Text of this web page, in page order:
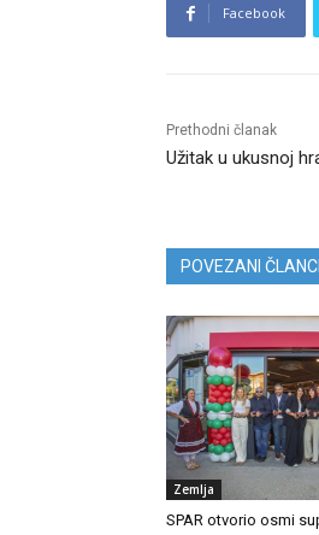
Facebook
Prethodni članak
Užitak u ukusnoj
POVEZANI ČLANCI
Zemlja
SPAR otvorio osmi